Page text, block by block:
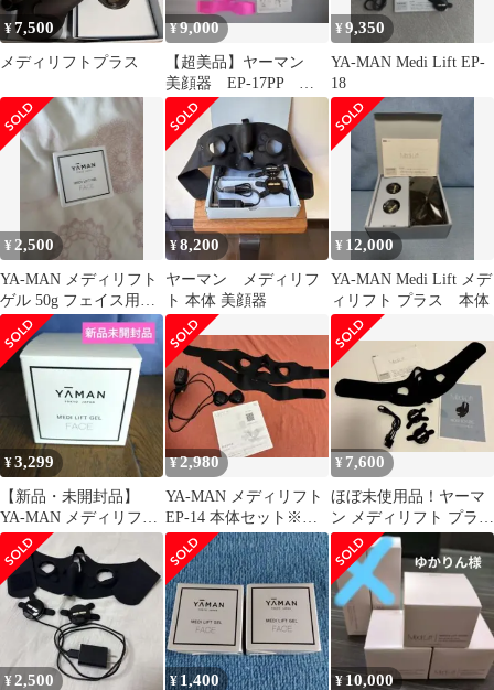
¥7,500
メディリフトプラス
¥9,000
【超美品】ヤーマン
美顔器 EP-17PP メ
ディリフト アクア（ピ
ンク）防水
¥9,350
YA-MAN Medi Lift EP-
18
¥2,500
YA-MAN メディリフト
ゲル 50g フェイス用美
容液
¥8,200
ヤーマン メディリフ
ト 本体 美顔器
¥ 12,000
YA-MAN Medi Lift メデ
ィリフト プラス 本体
¥3,299
【新品・未開封品】
YA-MAN メディリフト
ゲル フェイス用美容
液 50g
¥2,980
YA-MAN メディリフト
EP-14 本体セット※箱
無し
¥ 7,600
ほぼ未使用品！ヤーマ
ン メディリフト プラ
ス YA-MAN
¥2,500 ¥ 1,400 ¥10,000